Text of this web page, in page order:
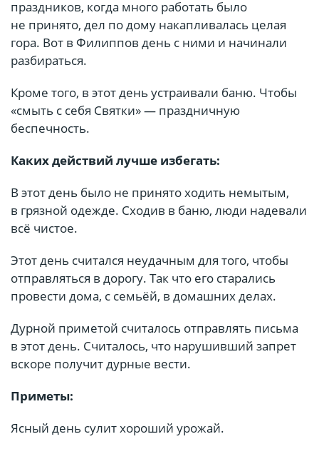
праздников, когда много работать было
не принято, дел по дому накапливалась целая
гора. Вот в Филиппов день с ними и начинали
разбираться.
Кроме того, в этот день устраивали баню. Чтобы
«смыть с себя Святки» — праздничную
беспечность.
Каких действий лучше избегать:
В этот день было не принято ходить немытым,
в грязной одежде. Сходив в баню, люди надевали
всё чистое.
Этот день считался неудачным для того, чтобы
отправляться в дорогу. Так что его старались
провести дома, с семьёй, в домашних делах.
Дурной приметой считалось отправлять письма
в этот день. Считалось, что нарушивший запрет
вскоре получит дурные вести.
Приметы:
Ясный день сулит хороший урожай.